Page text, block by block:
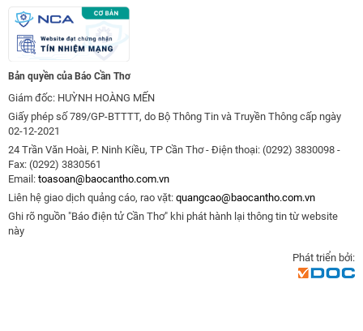
Bản quyền của Báo Cần Thơ
Giám đốc: HUỲNH HOÀNG MẾN
Giấy phép số 789/GP-BTTTT, do Bộ Thông Tin và Truyền Thông cấp ngày
02-12-2021
24 Trần Văn Hoài, P. Ninh Kiều, TP Cần Thơ - Điện thoại: (0292) 3830098 -
Fax: (0292) 3830561
Email: toasoan@baocantho.com.vn
Liên hệ giao dịch quảng cáo, rao vặt: quangcao@baocantho.com.vn
Ghi rõ nguồn "Báo điện tử Cần Thơ" khi phát hành lại thông tin từ website
này
Phát triển bởi: